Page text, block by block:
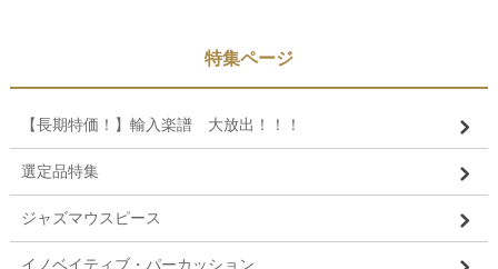
特集ページ
【長期特価！】輸入楽譜 大放出！！！
選定品特集
ジャズマウスピース
イノベイティブ・パーカッション